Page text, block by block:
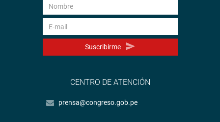
Suscribirme
CENTRO DE ATENCIÓN
prensa@congreso.gob.pe